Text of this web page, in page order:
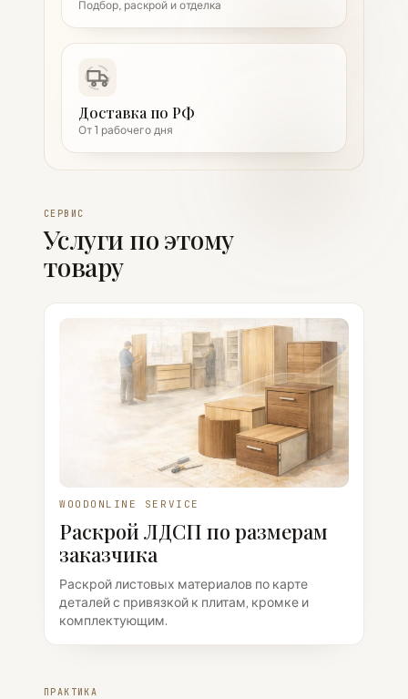
Подбор, раскрой и отделка
Доставка по РФ
От 1 рабочего дня
СЕРВИС
Услуги по этому
товару
WOODONLINE SERVICE
Раскрой ЛДСП по размерам
заказчика
Раскрой листовых материалов по карте
деталей с привязкой к плитам, кромке и
комплектующим.
ПРАКТИКА